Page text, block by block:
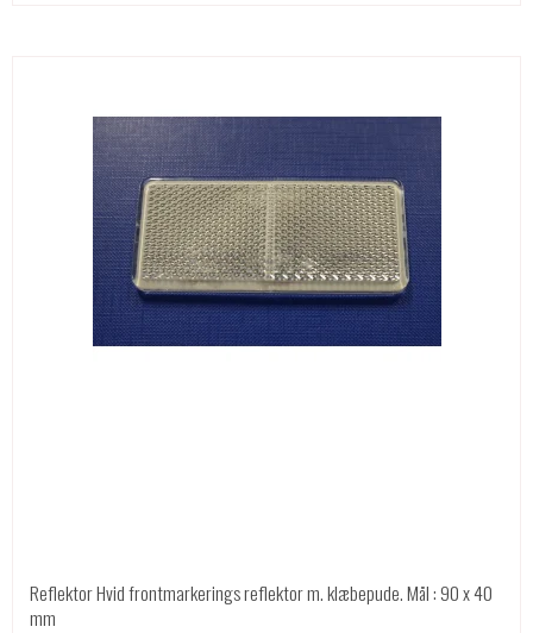
Reflektor Hvid frontmarkerings reflektor m. klæbepude. Mål : 90 x 40
mm